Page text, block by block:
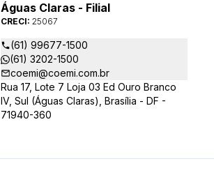
Águas Claras - Filial
CRECI: 25067
(61) 99677-1500
(61) 3202-1500
coemi@coemi.com.br
Rua 17, Lote 7 Loja 03 Ed Ouro Branco
IV, Sul (Águas Claras), Brasília - DF -
71940-360